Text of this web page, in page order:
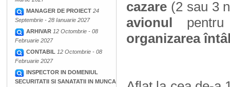
MANAGER DE PROIECT 24
Septembrie - 28 Ianuarie 2027
ARHIVAR 12 Octombrie - 08
Februarie 2027
CONTABIL 12 Octombrie - 08
Februarie 2027
INSPECTOR IN DOMENIUL
SECURITATII SI SANATATII IN MUNCA
cazare (2 sau 3
avionul pentru
organizarea